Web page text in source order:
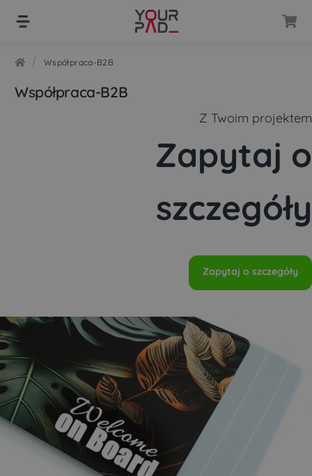
Przejdź
nawigacji
Przejdź
treści
Współpraca-B2B
Współpraca-B2B
Z Twoim projektem
Zapytaj o
szczegóły
Zapytaj o szczegóły